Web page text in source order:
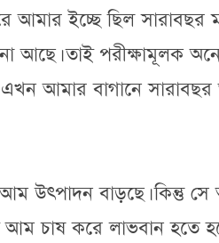
ইচ্ছে ছিল সারাবছর
আছে। তাই পরীক্ষামূলক
আমার বাগানে সারাবছর
বাড়ছে। কিন্তু সে
আম চাষ করে লাভবান হতে